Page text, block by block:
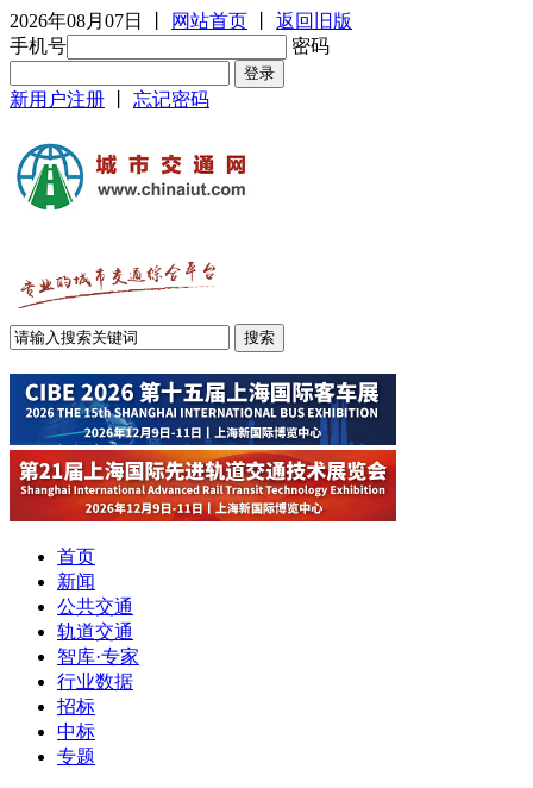
2026年08月07日 网站首页
返回旧版
手机号
密码
新用户注册 忘记密码
首页
新闻
公共交通
轨道交通
智库·专家
行业数据
招标
中标
专题